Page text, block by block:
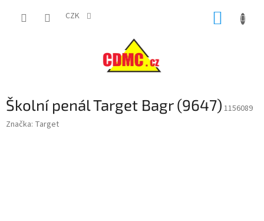
CZK
Školní penál Target Bagr (9647) 1156089
Značka: Target